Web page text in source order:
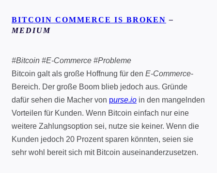
BITCOIN COMMERCE IS BROKEN –
MEDIUM
#Bitcoin #E-Commerce #Probleme
Bitcoin galt als große Hoffnung für den E-Commerce-
Bereich. Der große Boom blieb jedoch aus. Gründe
dafür sehen die Macher von purse.io in den mangelnden
Vorteilen für Kunden. Wenn Bitcoin einfach nur eine
weitere Zahlungsoption sei, nutze sie keiner. Wenn die
Kunden jedoch 20 Prozent sparen könnten, seien sie
sehr wohl bereit sich mit Bitcoin auseinanderzusetzen.